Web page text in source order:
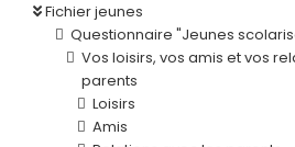
Fichier jeunes
Questionnaire "Jeunes
Vos loisirs, vos amis et vos
parents
Loisirs
Amis